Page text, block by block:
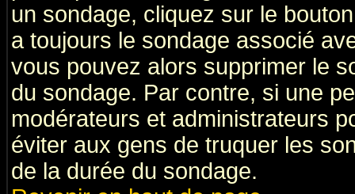
un sondage, cliquez sur le
a toujours le sondage associé
vous pouvez alors supprimer le
du sondage. Par contre, si une
modérateurs et administrateurs
éviter aux gens de truquer les
de la durée du sondage.